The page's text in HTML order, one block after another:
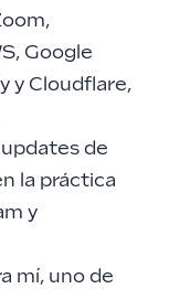
Google
y Cloudflare,
de
la práctica
y
mí, uno de